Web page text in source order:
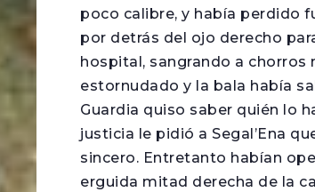
poco calibre, y había perdido
por detrás del ojo derecho
hospital, sangrando a chorros
estornudado y la bala había
Guardia quiso saber quién lo
justicia le pidió a Segal’Ena
sincero. Entretanto habían
erguida mitad derecha de la